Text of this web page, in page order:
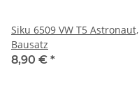
Siku 6509 VW T5 Astronaut,
Bausatz
8,90 € *